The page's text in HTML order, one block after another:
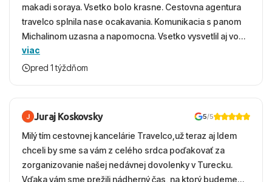
makadi soraya. Vsetko bolo krasne. Cestovna agentura
travelco splnila nase ocakavania. Komunikacia s panom
Michalinom uzasna a napomocna. Vsetko vysvetlil aj vo
vecernych hodinach zaco sa ospravedlnujem. Hotel
krasny, cisty. Sluzby top. Strava, prostredie, more,
viac
pred 1 týždňom
Juraj Koskovsky 5/5
Milý tím cestovnej kancelárie Travelco,už teraz aj Idem
chceli by sme sa vám z celého srdca poďakovať za
zorganizovanie našej nedávnej dovolenky v Turecku.
Vďaka vám sme prežili nádherný čas, na ktorý budeme